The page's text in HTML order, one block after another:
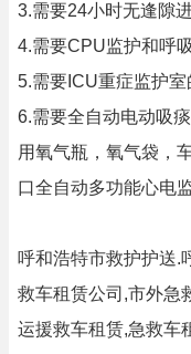
3.需要24小时无逢隙
4.需要CPU监护和呼吸
5.需要ICU重症监护室
6.需要全自动电动吸
用氧气瓶，氧气袋，
口全自动多功能心电
呼和浩特市救护护送.
救车租赁公司,市外急
运援救车租赁,急救车